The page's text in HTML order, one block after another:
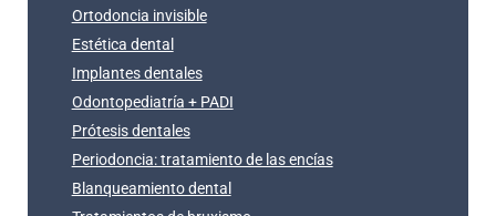
Ortodoncia invisible
Estética dental
Implantes dentales
Odontopediatría + PADI
Prótesis dentales
Periodoncia: tratamiento de las encías
Blanqueamiento dental